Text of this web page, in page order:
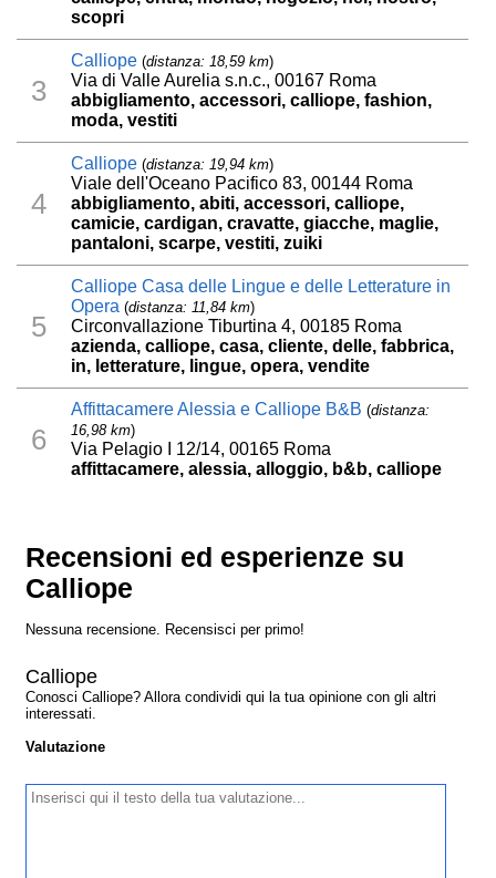
scopri
3
Calliope (distanza: 18,59 km)
Via di Valle Aurelia s.n.c., 00167 Roma
abbigliamento, accessori, calliope, fashion,
moda, vestiti
4
Calliope (distanza: 19,94 km)
Viale dell'Oceano Pacifico 83, 00144 Roma
abbigliamento, abiti, accessori, calliope,
camicie, cardigan, cravatte, giacche, maglie,
pantaloni, scarpe, vestiti, zuiki
5
Calliope Casa delle Lingue e delle Letterature in
Opera (distanza: 11,84 km)
Circonvallazione Tiburtina 4, 00185 Roma
azienda, calliope, casa, cliente, delle, fabbrica,
in, letterature, lingue, opera, vendite
6
Affittacamere Alessia e Calliope B&B (distanza:
16,98 km)
Via Pelagio I 12/14, 00165 Roma
affittacamere, alessia, alloggio, b&b, calliope
Recensioni ed esperienze su
Calliope
Nessuna recensione. Recensisci per primo!
Calliope
Conosci Calliope? Allora condividi qui la tua opinione con gli altri
interessati.
Valutazione